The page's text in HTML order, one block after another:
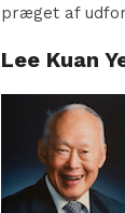
præget af
Lee Kuan